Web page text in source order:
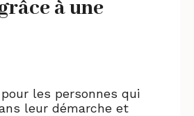
à une
les personnes qui
leur démarche et